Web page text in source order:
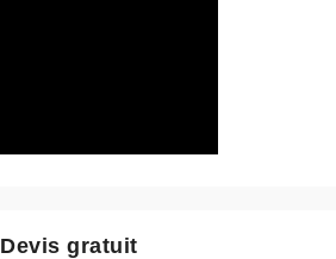
Devis gratuit